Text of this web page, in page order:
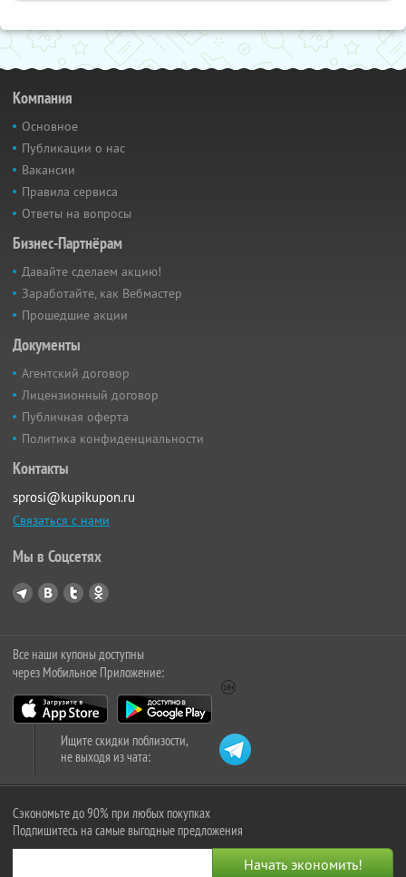
Компания
Основное
Публикации о нас
Вакансии
Правила сервиса
Ответы на вопросы
Бизнес-Партнёрам
Давайте сделаем акцию!
Заработайте, как Вебмастер
Прошедшие акции
Документы
Агентский договор
Лицензионный договор
Публичная оферта
Политика конфиденциальности
Контакты
sprosi@kupikupon.ru
Связаться с нами
Мы в Соцсетях
Все наши купоны доступны
через Мобильное Приложение:
Ищите скидки поблизости,
не выходя из чата:
Сэкономьте до 90% при любых покупках
Подпишитесь на самые выгодные предложения